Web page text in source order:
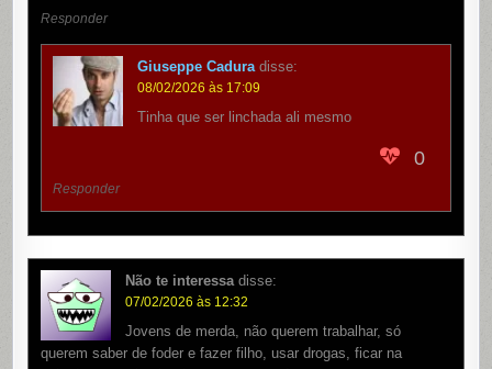
Responder
Giuseppe Cadura disse:
08/02/2026 às 17:09
Tinha que ser linchada ali mesmo
0
Responder
Não te interessa disse:
07/02/2026 às 12:32
Jovens de merda, não querem trabalhar, só
querem saber de foder e fazer filho, usar drogas, ficar na